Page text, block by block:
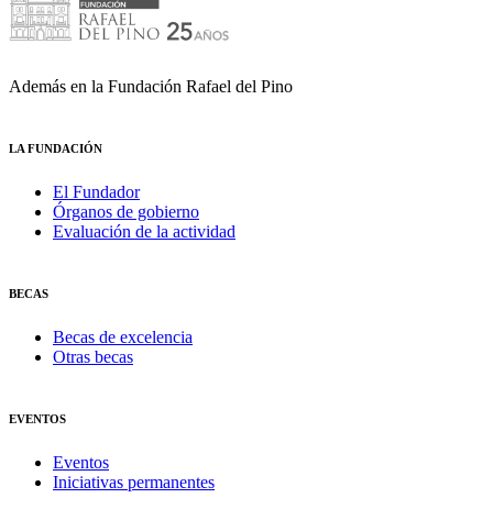
Además en la Fundación Rafael del Pino
LA FUNDACIÓN
El Fundador
Órganos de gobierno
Evaluación de la actividad
BECAS
Becas de excelencia
Otras becas
EVENTOS
Eventos
Iniciativas permanentes